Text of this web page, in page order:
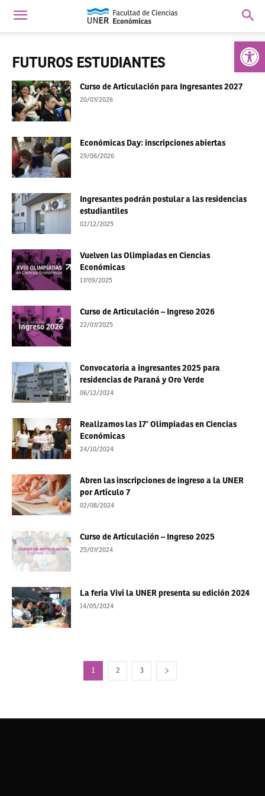
Abrir
FUTUROS ESTUDIANTES
Curso de Articulación para Ingresantes 2027
20/07/2026
Económicas Day: inscripciones abiertas
29/06/2026
Ingresantes podrán postular a las residencias
estudiantiles
02/12/2025
Vuelven las Olimpíadas en Ciencias
Económicas
17/09/2025
Curso de Articulación – Ingreso 2026
22/07/2025
Convocatoria a ingresantes 2025 para
residencias de Paraná y Oro Verde
06/12/2024
Realizamos las 17° Olimpiadas en Ciencias
Económicas
24/10/2024
Abren las inscripciones de ingreso a la UNER
por Artículo 7
02/08/2024
Curso de Articulación – Ingreso 2025
25/07/2024
La feria Viví la UNER presenta su edición 2024
14/05/2024
1 2 3